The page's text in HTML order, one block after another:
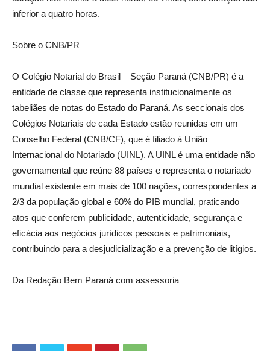
inferior a quatro horas.
Sobre o CNB/PR
O Colégio Notarial do Brasil – Seção Paraná (CNB/PR) é a
entidade de classe que representa institucionalmente os
tabeliães de notas do Estado do Paraná. As seccionais dos
Colégios Notariais de cada Estado estão reunidas em um
Conselho Federal (CNB/CF), que é filiado à União
Internacional do Notariado (UINL). A UINL é uma entidade não
governamental que reúne 88 países e representa o notariado
mundial existente em mais de 100 nações, correspondentes a
2/3 da população global e 60% do PIB mundial, praticando
atos que conferem publicidade, autenticidade, segurança e
eficácia aos negócios jurídicos pessoais e patrimoniais,
contribuindo para a desjudicialização e a prevenção de litígios.
Da Redação Bem Paraná com assessoria